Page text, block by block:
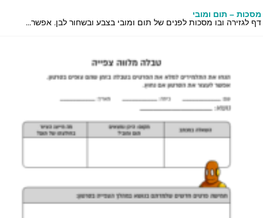
– תום ומובי
לגזירה ובו מסכות לפנים של תום ומובי בצבע ובשחור לבן. אפשר...